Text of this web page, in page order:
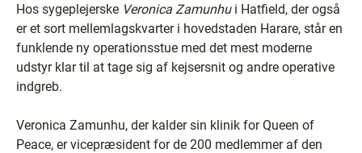
Hos sygeplejerske Veronica Zamunhui Hatfield, der også
er et sort mellemlagskvarter i hovedstaden Harare, står en
funklende ny operationsstue med det mest moderne
udstyr klar til at tage sig af kejsersnit og andre operative
indgreb.
Veronica Zamunhu, der kalder sin klinik for Queen of
Peace, er vicepræsident for de 200 medlemmer af den